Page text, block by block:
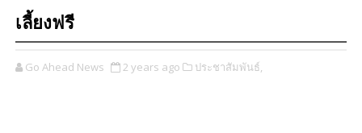
เลี้ยงฟรี
Go Ahead News 2 years ago ประชาสัมพันธ์,